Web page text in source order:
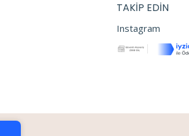
TAKIP EDIN
Instagram